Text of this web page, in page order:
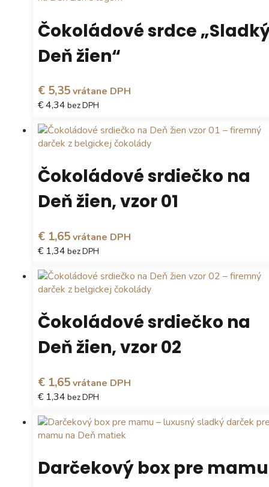
viacero
variantov.
vybrať
na
stránke
produktu.
Čokoládové srdce
Deň žien“
€ 5,35vrátane DPH
€ 4,34 bez DPH
Tento
produkt
viacero
variantov.
Možnosti
vybrať
na
stránke
produktu.
Čokoládové srdiečko na
Deň žien, vzor 01
€ 1,65vrátane DPH
€ 1,34 bez DPH
Tento
produkt
viacero
variantov.
Možnosti
vybrať
na
stránke
produktu.
Čokoládové srdiečko na
Deň žien, vzor 02
€ 1,65vrátane DPH
€ 1,34 bez DPH
Tento
variantov.
Darčekový box pre mamu